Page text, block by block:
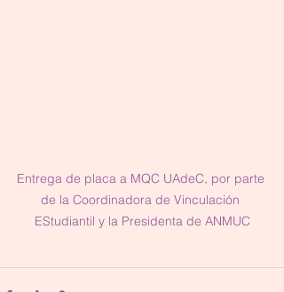
Entrega de placa a MQC UAdeC, por parte
de la Coordinadora de Vinculación
EStudiantil y la Presidenta de ANMUC